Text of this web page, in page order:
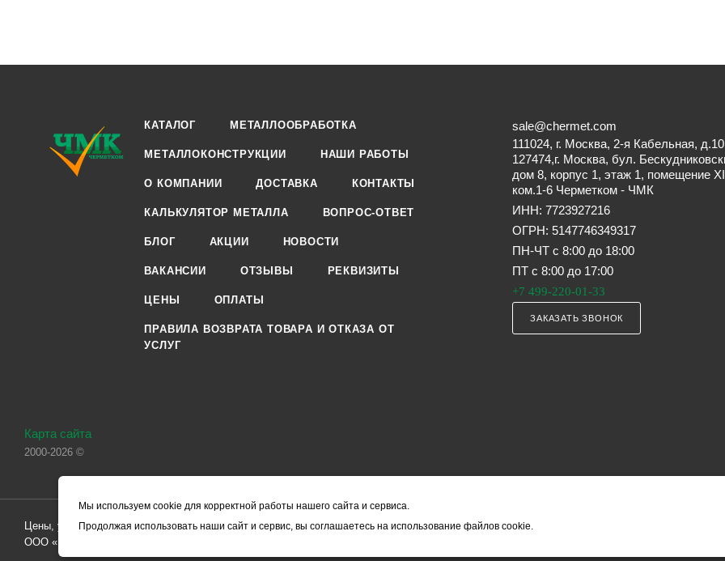
КАТАЛОГ МЕТАЛЛООБРАБОТКА
МЕТАЛЛОКОНСТРУКЦИИ НАШИ РАБОТЫ
О КОМПАНИИ ДОСТАВКА КОНТАКТЫ
КАЛЬКУЛЯТОР МЕТАЛЛА ВОПРОС-ОТВЕТ
БЛОГ АКЦИИ НОВОСТИ
ВАКАНСИИ ОТЗЫВЫ РЕКВИЗИТЫ
ЦЕНЫ ОПЛАТЫ
ПРАВИЛА ВОЗВРАТА ТОВАРА И ОТКАЗА ОТ
УСЛУГ
sale@chermet.com
111024, г. Москва, 2-я Кабельная, д.10
127474,г. Москва, бул.
дом 8, корпус 1, этаж 1, помещение
ком.1-6 Черметком - ЧМК
ИНН: 7723927216
ОГРН: 5147746349317
ПН-ЧТ с 8:00 до 18:00
ПТ с 8:00 до 17:00
+7 499-220-01-33
ЗАКАЗАТЬ ЗВОНОК
Карта сайта
2000-2026 ©
Цены, указанные на сайте, носят справочный характер и не являются офертой (в соответствии со ст. 435 ГК РФ). Они могут изменяться в
ООО «ЧЕРМЕТ.КОМ» по заключению Договора. Окончательная стоимость товара формируется менеджером и уточняется вместе со сроками
Мы используем cookie для корректной работы нашего сайта и сервиса.
Продолжая использовать наши сайт и сервис, вы соглашаетесь на использование файлов cookie.